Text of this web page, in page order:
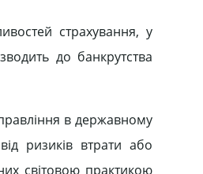
страхування, у
до банкрутства
в державному
ризиків втрати або
світовою практикою